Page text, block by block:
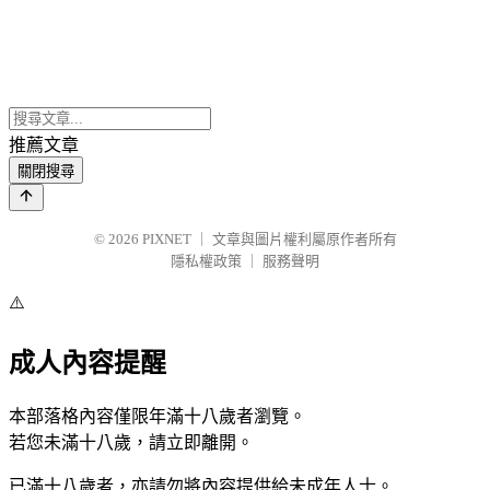
推薦文章
關閉搜尋
© 2026 PIXNET
文章與圖片權利屬原作者所有
隱私權政策
服務聲明
⚠️
成人內容提醒
本部落格內容僅限年滿十八歲者瀏覽。
若您未滿十八歲，請立即離開。
已滿十八歲者，亦請勿將內容提供給未成年人士。